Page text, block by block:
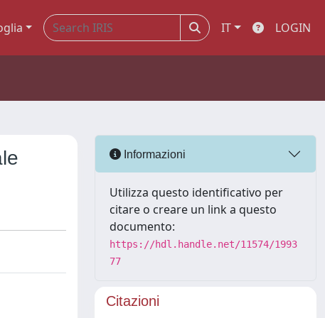
IT LOGIN
Informazioni
Utilizza questo identificativo per
citare o creare un link a questo
documento:
https://hdl.handle.net/11574/1993
77
Citazioni